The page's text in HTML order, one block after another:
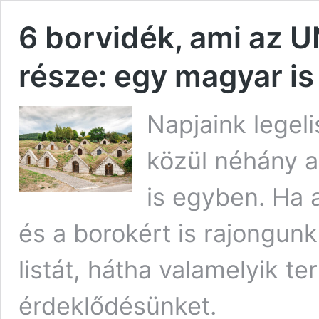
6 borvidék, ami az
része: egy magyar
Napjaink
közül néhány
is egyben. Ha
és a borokért is
listát, hátha valamelyik
érdeklődésünket.